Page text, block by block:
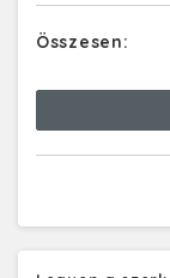
Összesen: